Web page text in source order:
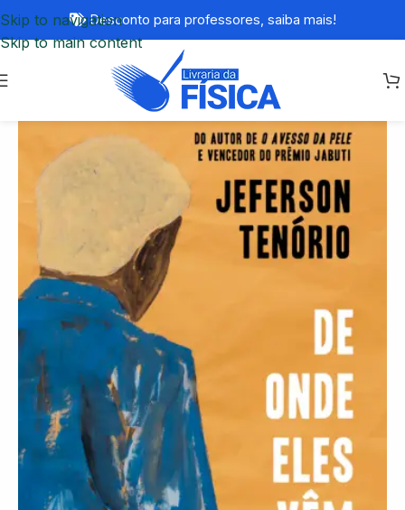
Skip to navigation
Skip to main content
Desconto para professores, saiba mais!